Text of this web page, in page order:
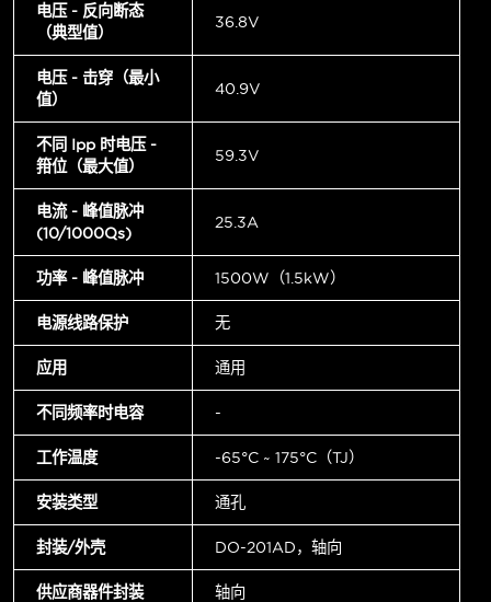
电压 - 反向断态
（典型值）
36.8V
电压 - 击穿（最小
值）
40.9V
不同 Ipp 时电压 -
箝位（最大值）
59.3V
电流 - 峰值脉冲
(10/1000µs)
25.3A
功率 - 峰值脉冲 1500W（1.5kW）
电源线路保护 无
应用 通用
不同频率时电容 -
工作温度 -65°C ~ 175°C（TJ）
安装类型 通孔
封装/外壳 DO-201AD，轴向
供应商器件封装 轴向